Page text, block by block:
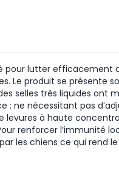
pour lutter efficacement
Le produit se présente
selles très liquides ont
: ne nécessitant pas
à haute
renforcer l’immunité
les chiens ce qui rend